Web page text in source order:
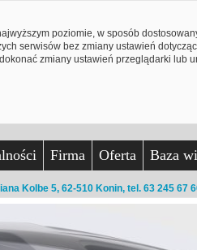
poziomie, w sposób
serwisów bez zmiany ustawień
zmiany ustawień przeglądarki lub
Firma Oferta Baza
Kolbe 5, 62-510 Konin, tel. 63 245 67